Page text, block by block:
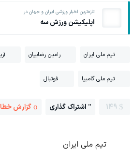
تازه‌ترین اخبار ورزشی ایران و جهان در
اپلیکیشن ورزش سه
تیم ملی ایران رامین رضاییان
تیم ملی گامبیا فوتبال
149 اشتراک گذاری گزارش خطا
تیم ملی ایران